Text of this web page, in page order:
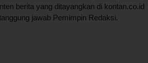
berita yang ditayangkan di kontan.co.id
jawab Pemimpin Redaksi.